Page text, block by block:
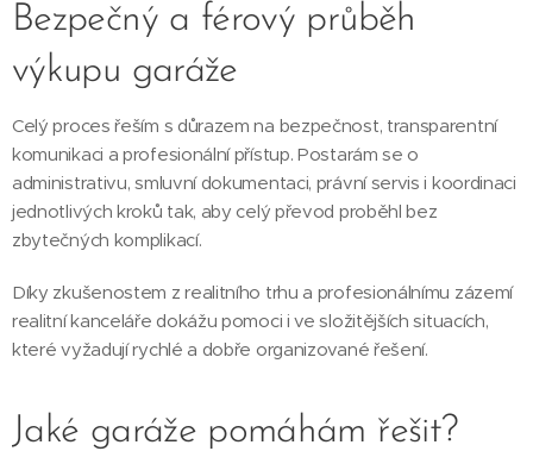
Bezpečný a férový průběh
výkupu garáže
Celý proces řeším s důrazem na bezpečnost, transparentní
komunikaci a profesionální přístup. Postarám se o
administrativu, smluvní dokumentaci, právní servis i koordinaci
jednotlivých kroků tak, aby celý převod proběhl bez
zbytečných komplikací.
Díky zkušenostem z realitního trhu a profesionálnímu zázemí
realitní kanceláře dokážu pomoci i ve složitějších situacích,
které vyžadují rychlé a dobře organizované řešení.
Jaké garáže pomáhám řešit?